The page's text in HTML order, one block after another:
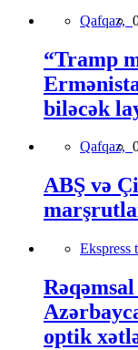
Qafqaz,
“Tramp
biləcək
Qafqaz,
ABŞ və
Ekspress
optik